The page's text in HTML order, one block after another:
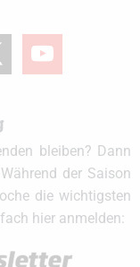
youtube
bleiben? Dann
der Saison
die wichtigsten
hier anmelden: